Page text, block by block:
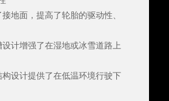
地面，提高了轮胎的驱动性、
计增强了在湿地或冰雪道路上
设计提供了在低温环境行驶下